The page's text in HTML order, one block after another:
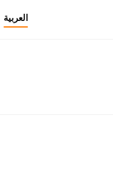
العربية